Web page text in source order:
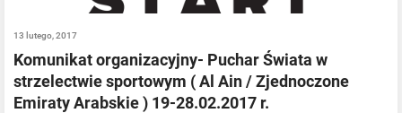
13 lutego, 2017
Komunikat organizacyjny- Puchar Świata w
strzelectwie sportowym ( Al Ain / Zjednoczone
Emiraty Arabskie ) 19-28.02.2017 r.